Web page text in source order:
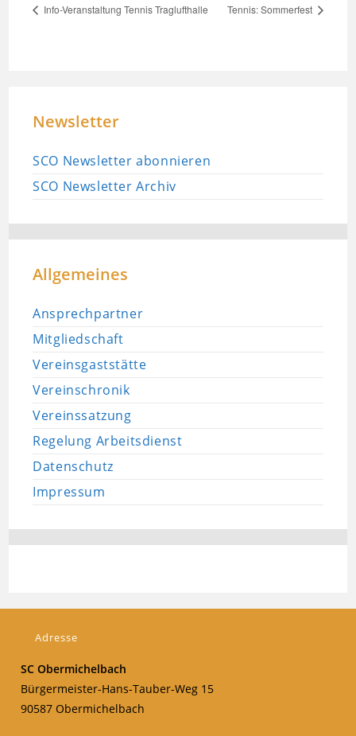
Info-Veranstaltung Tennis Traglufthalle Tennis: Sommerfest
Newsletter
SCO Newsletter abonnieren
SCO Newsletter Archiv
Allgemeines
Ansprechpartner
Mitgliedschaft
Vereinsgaststätte
Vereinschronik
Vereinssatzung
Regelung Arbeitsdienst
Datenschutz
Impressum
Adresse
SC Obermichelbach
Bürgermeister-Hans-Tauber-Weg 15
90587 Obermichelbach